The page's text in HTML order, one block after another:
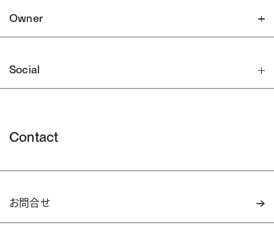
Owner
Social
Contact
お問合せ